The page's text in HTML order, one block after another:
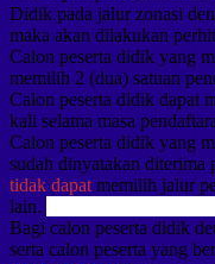
Didik pada jalur zonasi
maka akan dilakukan
Calon peserta didik yang
memilih 2 (dua) satuan
Calon peserta didik dapat
kali selama masa
Calon peserta didik yang
sudah dinyatakan diterima
tidak dapat memilih jalur
lain.
Bagi calon peserta didik
serta calon peserta yang